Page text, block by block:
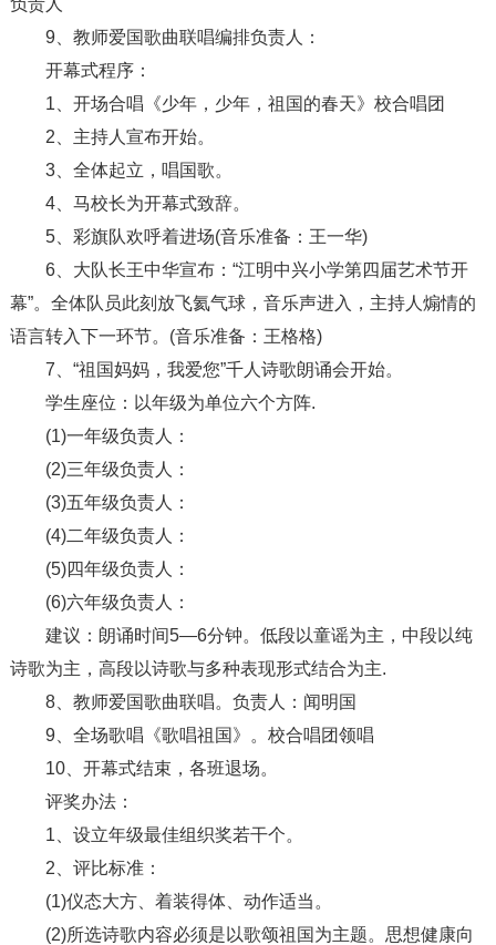
负责人
9、教师爱国歌曲联唱编排负责人：
开幕式程序：
1、开场合唱《少年，少年，祖国的春天》校合唱团
2、主持人宣布开始。
3、全体起立，唱国歌。
4、马校长为开幕式致辞。
5、彩旗队欢呼着进场(音乐准备：王一华)
6、大队长王中华宣布：“江明中兴小学第四届艺术节开
幕”。全体队员此刻放飞氦气球，音乐声进入，主持人煽情的
语言转入下一环节。(音乐准备：王格格)
7、“祖国妈妈，我爱您”千人诗歌朗诵会开始。
学生座位：以年级为单位六个方阵.
(1)一年级负责人：
(2)三年级负责人：
(3)五年级负责人：
(4)二年级负责人：
(5)四年级负责人：
(6)六年级负责人：
建议：朗诵时间5—6分钟。低段以童谣为主，中段以纯
诗歌为主，高段以诗歌与多种表现形式结合为主.
8、教师爱国歌曲联唱。负责人：闻明国
9、全场歌唱《歌唱祖国》。校合唱团领唱
10、开幕式结束，各班退场。
评奖办法：
1、设立年级最佳组织奖若干个。
2、评比标准：
(1)仪态大方、着装得体、动作适当。
(2)所选诗歌内容必须是以歌颂祖国为主题。思想健康向